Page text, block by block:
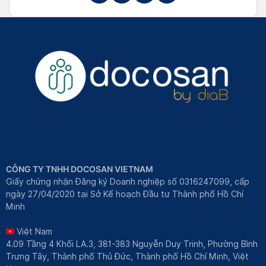
CÔNG TY TNHH DOCOSAN VIETNAM
Giấy chứng nhận Đăng ký Doanh nghiệp số 0316247099, cấp
ngày 27/04/2020 tại Sở Kế hoạch Đầu tư Thành phố Hồ Chí
Minh
Việt Nam
4.09 Tầng 4 Khối LA.3, 381-383 Nguyễn Duy Trinh, Phường Bình
Trưng Tây, Thành phố Thủ Đức, Thành phố Hồ Chí Minh, Việt